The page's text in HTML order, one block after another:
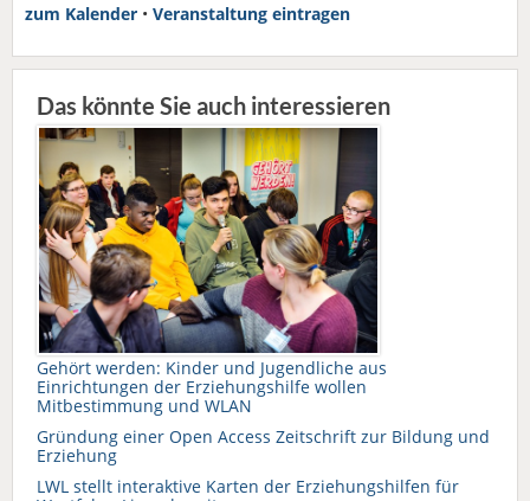
zum Kalender • Veranstaltung eintragen
Das könnte Sie auch interessieren
Gehört werden: Kinder und Jugendliche aus
Einrichtungen der Erziehungshilfe wollen
Mitbestimmung und WLAN
Gründung einer Open Access Zeitschrift zur Bildung und
Erziehung
LWL stellt interaktive Karten der Erziehungshilfen für